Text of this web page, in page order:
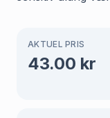
AKTUEL PRIS
43.00 kr